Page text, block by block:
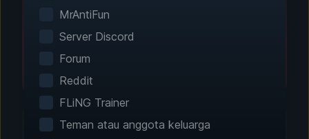
MrAntiFun
Server Discord
Forum
Reddit
FLiNG Trainer
Teman atau anggota keluarga